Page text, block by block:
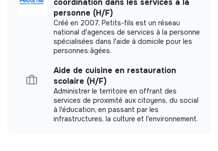
coordination dans les services à la
personne (H/F)
Créé en 2007, Petits-fils est un réseau
national d'agences de services à la personne
spécialisées dans l'aide à domicile pour les
personnes âgées.
Aide de cuisine en restauration
scolaire (H/F)
Administrer le territoire en offrant des
services de proximité aux citoyens, du social
à l'éducation, en passant par les
infrastructures, la culture et l'environnement.